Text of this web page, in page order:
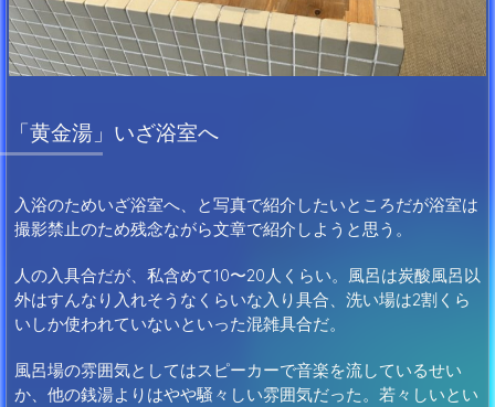
「黄金湯」いざ浴室へ
入浴のためいざ浴室へ、と写真で紹介したいところだが浴室は
撮影禁止のため残念ながら文章で紹介しようと思う。
人の入具合だが、私含めて10〜20人くらい。風呂は炭酸風呂以
外はすんなり入れそうなくらいな入り具合、洗い場は2割くら
いしか使われていないといった混雑具合だ。
風呂場の雰囲気としてはスピーカーで音楽を流しているせい
か、他の銭湯よりはやや騒々しい雰囲気だった。若々しいとい